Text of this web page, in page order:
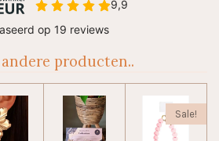
producten..
Sale!